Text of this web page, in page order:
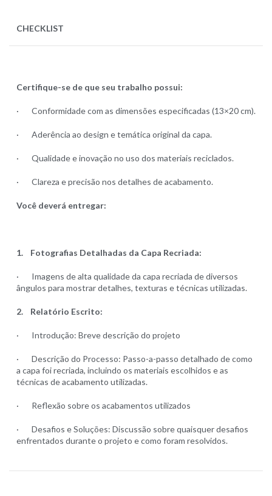
CHECKLIST
Certifique-se de que seu trabalho possui:
· Conformidade com as dimensões especificadas (13×20 cm).
· Aderência ao design e temática original da capa.
· Qualidade e inovação no uso dos materiais reciclados.
· Clareza e precisão nos detalhes de acabamento.
Você deverá entregar:
1. Fotografias Detalhadas da Capa Recriada:
· Imagens de alta qualidade da capa recriada de diversos
ângulos para mostrar detalhes, texturas e técnicas utilizadas.
2. Relatório Escrito:
· Introdução: Breve descrição do projeto
· Descrição do Processo: Passo-a-passo detalhado de como
a capa foi recriada, incluindo os materiais escolhidos e as
técnicas de acabamento utilizadas.
· Reflexão sobre os acabamentos utilizados
· Desafios e Soluções: Discussão sobre quaisquer desafios
enfrentados durante o projeto e como foram resolvidos.